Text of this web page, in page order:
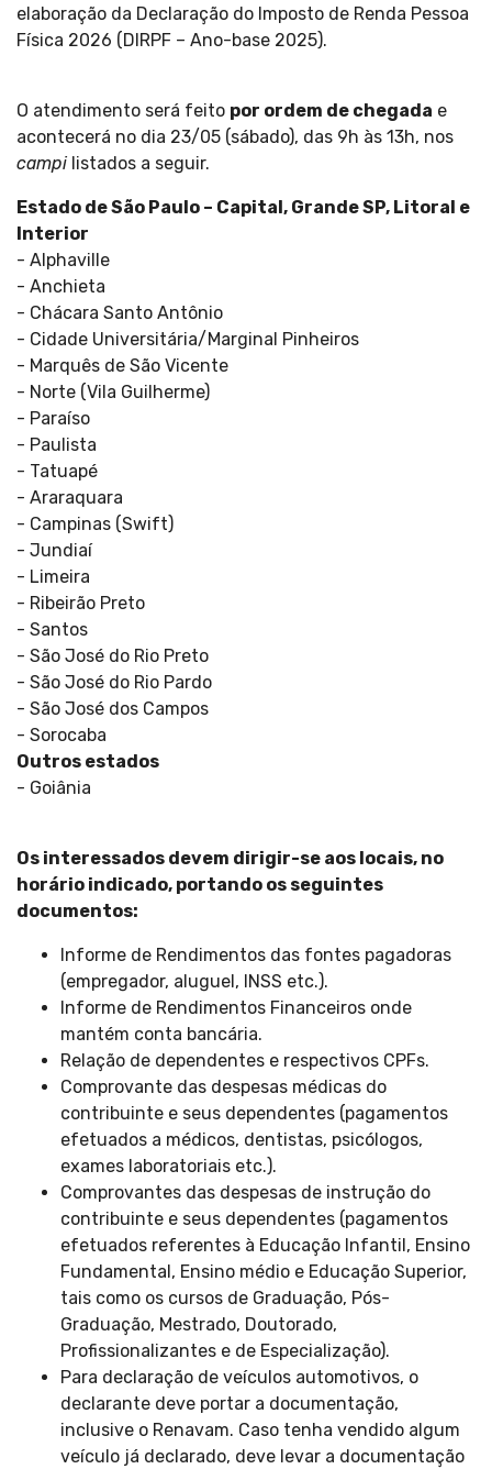
elaboração da Declaração do Imposto de Renda Pessoa
Física 2026 (DIRPF – Ano-base 2025).
O atendimento será feito por ordem de chegada e
acontecerá no dia 23/05 (sábado), das 9h às 13h, nos
campi listados a seguir.
Estado de São Paulo – Capital, Grande SP, Litoral e
Interior
- Alphaville
- Anchieta
- Chácara Santo Antônio
- Cidade Universitária/Marginal Pinheiros
- Marquês de São Vicente
- Norte (Vila Guilherme)
- Paraíso
- Paulista
- Tatuapé
- Araraquara
- Campinas (Swift)
- Jundiaí
- Limeira
- Ribeirão Preto
- Santos
- São José do Rio Preto
- São José do Rio Pardo
- São José dos Campos
- Sorocaba
Outros estados
- Goiânia
Os interessados devem dirigir-se aos locais, no
horário indicado, portando os seguintes
documentos:
Informe de Rendimentos das fontes pagadoras
(empregador, aluguel, INSS etc.).
Informe de Rendimentos Financeiros onde
mantém conta bancária.
Relação de dependentes e respectivos CPFs.
Comprovante das despesas médicas do
contribuinte e seus dependentes (pagamentos
efetuados a médicos, dentistas, psicólogos,
exames laboratoriais etc.).
Comprovantes das despesas de instrução do
contribuinte e seus dependentes (pagamentos
efetuados referentes à Educação Infantil, Ensino
Fundamental, Ensino médio e Educação Superior,
tais como os cursos de Graduação, Pós-
Graduação, Mestrado, Doutorado,
Profissionalizantes e de Especialização).
Para declaração de veículos automotivos, o
declarante deve portar a documentação,
inclusive o Renavam. Caso tenha vendido algum
veículo já declarado, deve levar a documentação